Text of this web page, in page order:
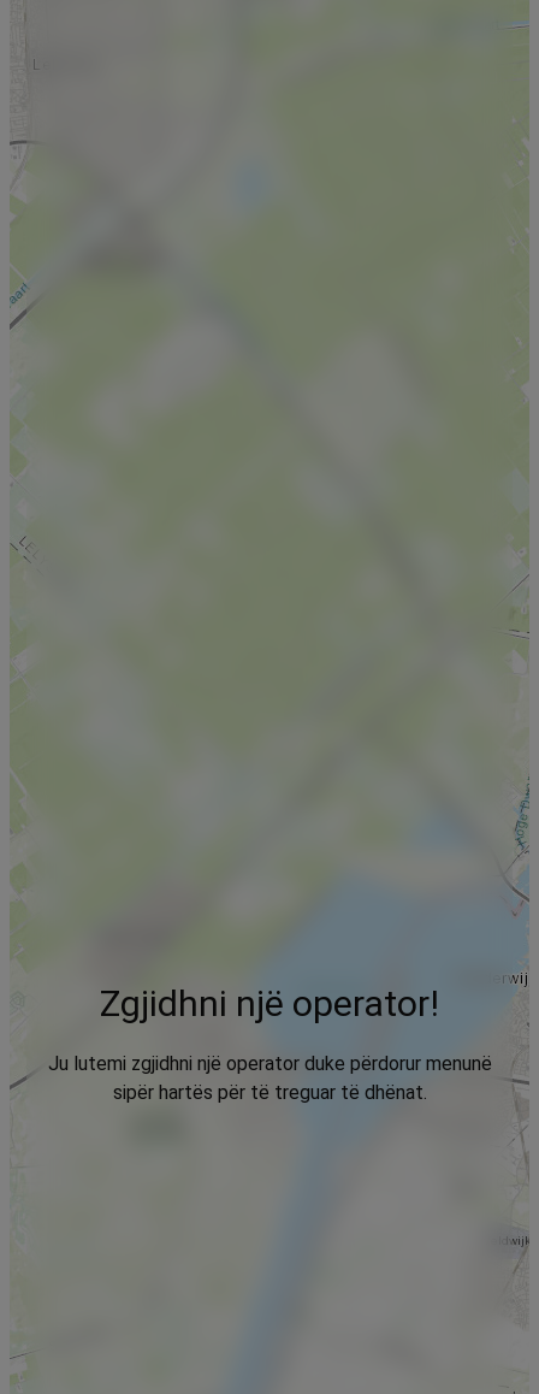
Zgjidhni një operator!
Ju lutemi zgjidhni një operator duke përdorur menunë
sipër hartës për të treguar të dhënat.